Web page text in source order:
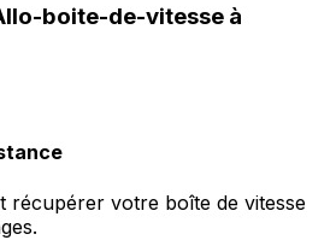
boite-de-vitesse à
récupérer votre boîte de vitesse